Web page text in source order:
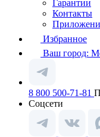
Гарантии
Контакты
Избранное
Ваш город:
8 800 500-71-81
Соцсети